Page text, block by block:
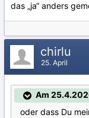
das „ja“ anders
chirlu
25. April
Am
oder dass Du